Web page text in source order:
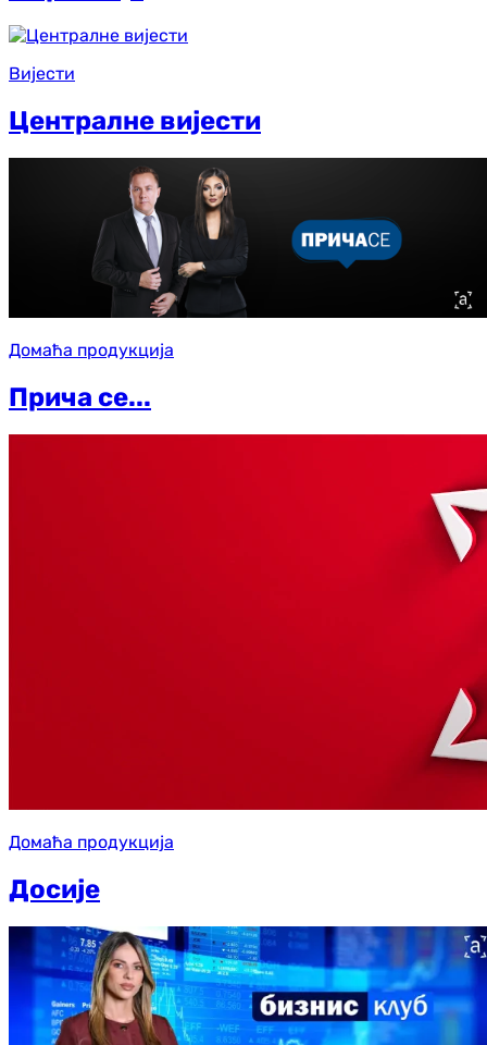
Вијести
Централне вијести
Домаћа продукција
Прича се...
Домаћа продукција
Досије